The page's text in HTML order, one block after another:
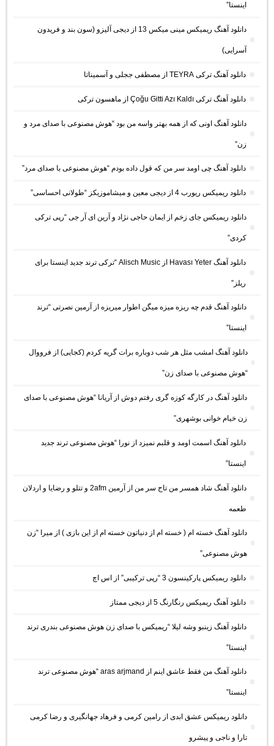
اینستا”
دانلود آهنگ ریمیکس مینی میکس 13 از دیجی آلیزو (سون بند و فریدون
آسرایی)
دانلود آهنگ ترکی TEYRA از مصطفی ججلی و آسمیناتا
دانلود آهنگ ترکی Çoğu Gitti Azı Kaldı از ماهسون ترکی
دانلود آهنگ اونی که از همه بهتر واسه من بود “هوش مصنوعی با صدای مرد و
زن”
دانلود آهنگ چی اومد سر من که قول داده بودم “هوش مصنوعی با صدای مرد”
دانلود ریمیکس ریورب 4 از دیجی معین و میشاموزیکز “طولانی احساسی”
دانلود ریمیکس جای زخم از ایمان حاجی نژاد و آرین ای آر جی “رپی ترکی
کردی”
دانلود آهنگ Havası Yeter از Alisch Music “ترکی ترند جدید اینستا برای
ریلز”
دانلود آهنگ ﻗﺪم ﭼﻪ رﻳﺰه ﻣﻴﺰه ﻣﻴﮕﻦ اﻃﻮار ﻣﻴﺮﻳﺰه از آرمین نصرتی “ترند
اینستا”
دانلود آهنگ امشب مثل هر شب دوباره برات گریه کردم (کجایی) از فرووال
“هوش مصنوعی با صدای زن”
دانلود آهنگ در کارگه کوزه گری رفتم دوش از آریانا “هوش مصنوعی با صدای
زن خیام خوانی بوشهری”
دانلود آهنگ اسمت اومد و قلبم نمیزد از نورا “هوش مصنوعی ترند جدید
اینستا”
دانلود آهنگ شاد همسر من تاج سر من از آرمین 2afm و تتلو و رضایا و اردلان
طعمه
دانلود آهنگ خسته ام ( خسته ام از دنیاتون خسته ام از این بازی ) از میرا “زن
هوش مصنوعی”
دانلود ریمیکس پارکینسون 3 “رپی ترکیبی” از اس اچ
دانلود آهنگ ریمیکس رنگارنگ 5 از دیجی ممتاز
دانلود آهنگ زینبو وشه لیلا “ریمیکس با صدای زن هوش مصنوعی بندری ترند
اینستا”
دانلود آهنگ من فقط عاشق اینم از aras arjmand “هوش مصنوعی ترند
اینستا”
دانلود ریمیکس عشق ابدی از رامین کرمی و فرهاد جهانگیری و رضا کرمی
تارا و ناجی و پیشرو